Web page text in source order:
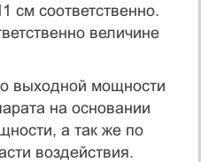
см соответственно.
величине
выходной мощности
на основании
а так же по
воздействия.